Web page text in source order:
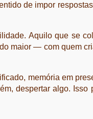
de impor
Aquilo que se
maior — com quem
memória em
despertar algo.